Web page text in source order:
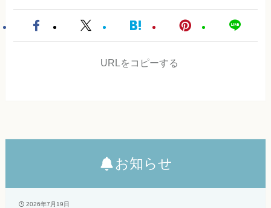
URLをコピーする
お知らせ
2026年7月19日